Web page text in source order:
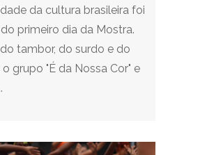
da cultura brasileira foi
primeiro dia da Mostra.
tambor, do surdo e do
o grupo "É da Nossa Cor" e